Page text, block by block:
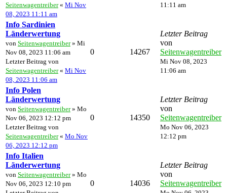
Seitenwagentreiber« Mi Nov
08, 2023 11:11 am
11:11 am
Info Sardinien
Länderwertung
von Seitenwagentreiber» Mi
Nov 08, 2023 11:06 am
Letzter Beitrag von
Seitenwagentreiber« Mi Nov
08, 2023 11:06 am
0 14267
Letzter Beitrag
von
Seitenwagentreiber
Mi Nov 08, 2023
11:06 am
Info Polen
Länderwertung
von Seitenwagentreiber» Mo
Nov 06, 2023 12:12 pm
Letzter Beitrag von
Seitenwagentreiber« Mo Nov
06, 2023 12:12 pm
0 14350
Letzter Beitrag
von
Seitenwagentreiber
Mo Nov 06, 2023
12:12 pm
Info Italien
Länderwertung
von Seitenwagentreiber» Mo
Nov 06, 2023 12:10 pm
0 14036
Letzter Beitrag
von
Seitenwagentreiber